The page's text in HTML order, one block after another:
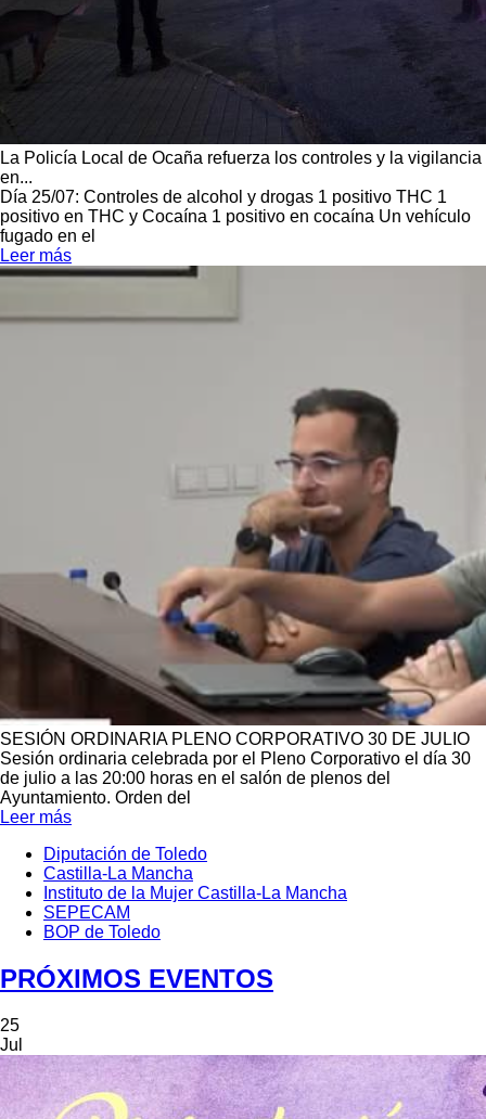
La Policía Local de Ocaña refuerza los controles y la vigilancia
en...
Día 25/07: Controles de alcohol y drogas 1 positivo THC 1
positivo en THC y Cocaína 1 positivo en cocaína Un vehículo
fugado en el
Leer más
SESIÓN ORDINARIA PLENO CORPORATIVO 30 DE JULIO
Sesión ordinaria celebrada por el Pleno Corporativo el día 30
de julio a las 20:00 horas en el salón de plenos del
Ayuntamiento. Orden del
Leer más
Menú
Portada
Cuarto
Diputación de Toledo
Castilla-La Mancha
Instituto de la Mujer Castilla-La Mancha
SEPECAM
BOP de Toledo
PRÓXIMOS EVENTOS
25
Jul